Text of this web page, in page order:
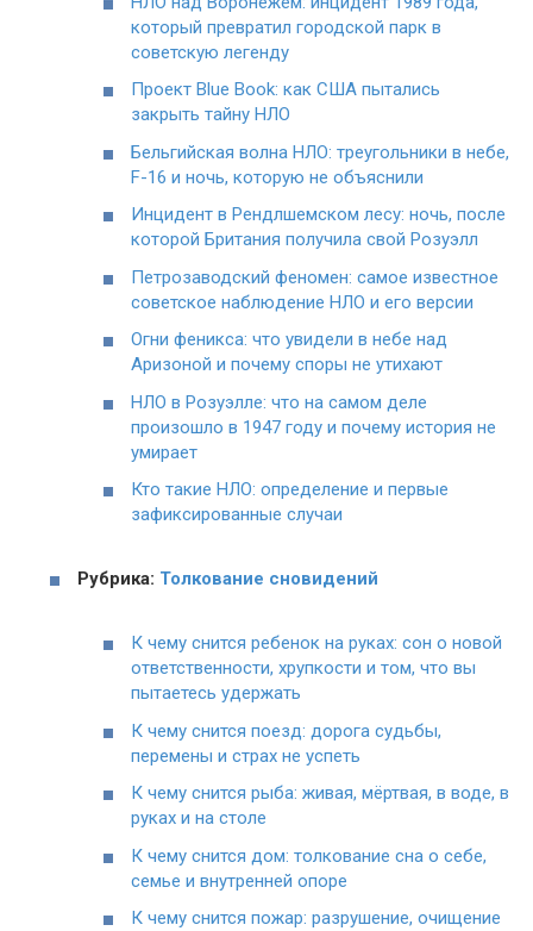
который превратил городской парк в
советскую легенду
Проект Blue Book: как США пытались
закрыть тайну НЛО
Бельгийская волна НЛО: треугольники в небе,
F-16 и ночь, которую не объяснили
Инцидент в Рендлшемском лесу: ночь, после
которой Британия получила свой Розуэлл
Петрозаводский феномен: самое известное
советское наблюдение НЛО и его версии
Огни феникса: что увидели в небе над
Аризоной и почему споры не утихают
НЛО в Розуэлле: что на самом деле
произошло в 1947 году и почему история не
умирает
Кто такие НЛО: определение и первые
зафиксированные случаи
Рубрика: Толкование сновидений
К чему снится ребенок на руках: сон о новой
ответственности, хрупкости и том, что вы
пытаетесь удержать
К чему снится поезд: дорога судьбы,
перемены и страх не успеть
К чему снится рыба: живая, мёртвая, в воде, в
руках и на столе
К чему снится дом: толкование сна о себе,
семье и внутренней опоре
К чему снится пожар: разрушение, очищение